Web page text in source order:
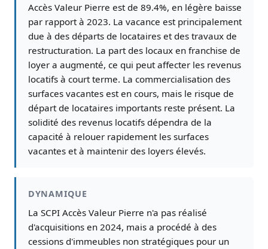
Accès Valeur Pierre est de 89.4%, en légère baisse
par rapport à 2023. La vacance est principalement
due à des départs de locataires et des travaux de
restructuration. La part des locaux en franchise de
loyer a augmenté, ce qui peut affecter les revenus
locatifs à court terme. La commercialisation des
surfaces vacantes est en cours, mais le risque de
départ de locataires importants reste présent. La
solidité des revenus locatifs dépendra de la
capacité à relouer rapidement les surfaces
vacantes et à maintenir des loyers élevés.
DYNAMIQUE
La SCPI Accès Valeur Pierre n'a pas réalisé
d'acquisitions en 2024, mais a procédé à des
cessions d'immeubles non stratégiques pour un